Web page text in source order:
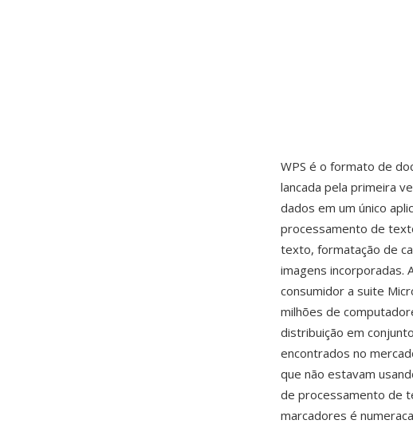
WPS é o formato de
lancada pela primeira
dados em um único
processamento de
texto, formatação de
imagens incorporadas.
consumidor a suite
milhões de
distribuição em
encontrados no
que não estavam
de processamento de
marcadores é